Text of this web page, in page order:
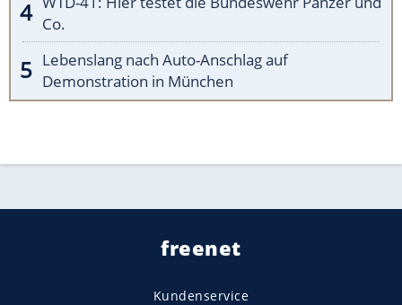
Co.
Lebenslang nach Auto-Anschlag auf
Demonstration in München
freenet
Kundenservice